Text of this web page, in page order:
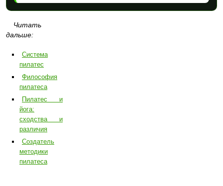
Читать
дальше:
Система
пилатес
Философия
пилатеса
Пилатес и
йога:
сходства и
различия
Создатель
методики
пилатеса